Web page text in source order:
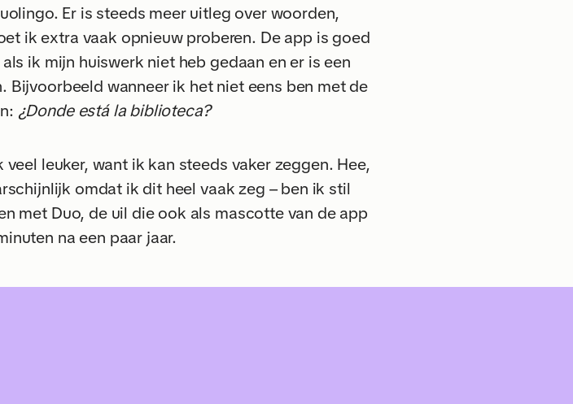
Er is steeds meer uitleg over woorden,
ik extra vaak opnieuw proberen. De app is goed
ik mijn huiswerk niet heb gedaan en er is een
wanneer ik het niet eens ben met de
¿Donde está la biblioteca?
leuker, want ik kan steeds vaker zeggen. Hee,
omdat ik dit heel vaak zeg – ben ik stil
met Duo, de uil die ook als mascotte van de app
na een paar jaar.